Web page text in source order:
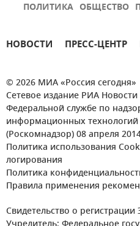
ПОЛИТИКА ОБЩЕСТВО
НОВОСТИ ПРЕСС-ЦЕНТР
© 2026 МИА «Россия сегодня»
Сетевое издание РИА
Федеральной службе по
информационных
(Роскомнадзор) 08 апреля
Политика использования
логирования
Политика
Правила применения
Свидетельство о